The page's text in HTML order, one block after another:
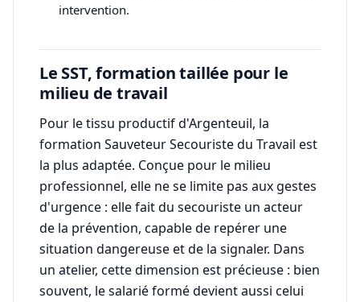
intervention.
Le SST, formation taillée pour le
milieu de travail
Pour le tissu productif d'Argenteuil, la
formation Sauveteur Secouriste du Travail est
la plus adaptée. Conçue pour le milieu
professionnel, elle ne se limite pas aux gestes
d'urgence : elle fait du secouriste un acteur
de la prévention, capable de repérer une
situation dangereuse et de la signaler. Dans
un atelier, cette dimension est précieuse : bien
souvent, le salarié formé devient aussi celui